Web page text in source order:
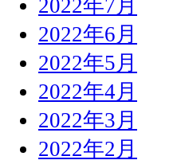
2022年7月
2022年6月
2022年5月
2022年4月
2022年3月
2022年2月